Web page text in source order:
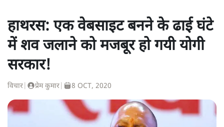
हाथरस: एक वेबसाइट बनने के ढाई घंटे
में शव जलाने को मजबूर हो गयी योगी
सरकार!
विचार प्रेम कुमार 8 OCT, 2020